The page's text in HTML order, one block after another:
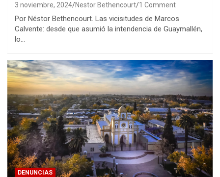
3 noviembre, 2024 Nestor Bethencourt 1 Comment
Por Néstor Bethencourt. Las vicisitudes de Marcos
Calvente: desde que asumió la intendencia de Guaymallén,
lo…
DENUNCIAS